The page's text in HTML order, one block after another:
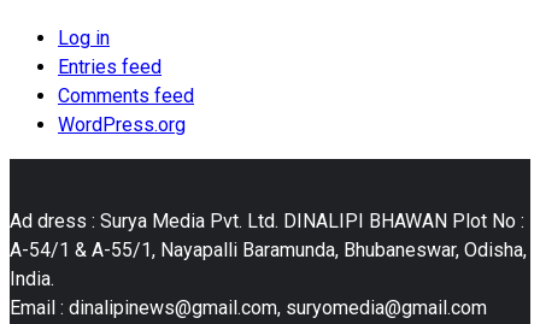
Log in
Entries feed
Comments feed
WordPress.org
Ad dress : Surya Media Pvt. Ltd. DINALIPI BHAWAN Plot No :
A-54/1 & A-55/1, Nayapalli Baramunda, Bhubaneswar, Odisha,
India.
Email : dinalipinews@gmail.com, suryomedia@gmail.com